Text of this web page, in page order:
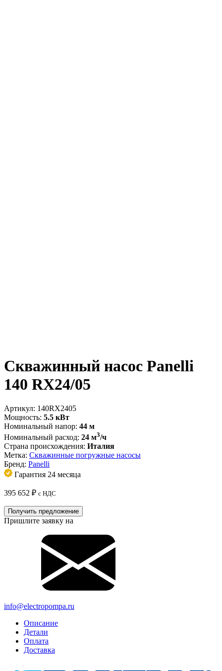
Скважинный насос Panelli
140 RX24/05
Артикул: 140RX2405
Мощность: 5.5 кВт
Номинальный напор: 44 м
Номинальный расход: 24 м3/ч
Страна происхождения: Италия
Метка: Скважинные погружные насосы
Бренд: Panelli
Гарантия 24 месяца
395 652 ₽ с НДС
Получить предложение
Пришлите заявку на
info@electropompa.ru
Описание
Детали
Оплата
Доставка